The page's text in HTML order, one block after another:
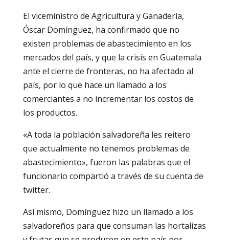
El viceministro de Agricultura y Ganadería,
Óscar Domínguez, ha confirmado que no
existen problemas de abastecimiento en los
mercados del país, y que la crisis en Guatemala
ante el cierre de fronteras, no ha afectado al
país, por lo que hace un llamado a los
comerciantes a no incrementar los costos de
los productos.
«A toda la población salvadoreña les reitero
que actualmente no tenemos problemas de
abastecimiento», fueron las palabras que el
funcionario compartió a través de su cuenta de
twitter.
Así mismo, Domínguez hizo un llamado a los
salvadoreños para que consuman las hortalizas